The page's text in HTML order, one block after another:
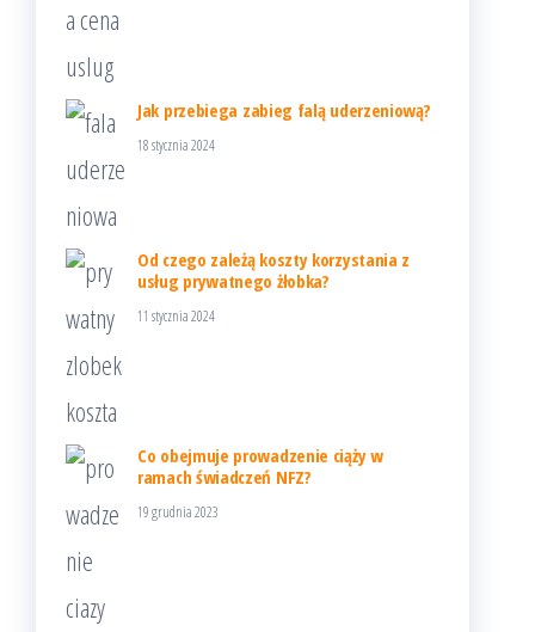
Jak przebiega zabieg falą uderzeniową?
18 stycznia 2024
Od czego zależą koszty korzystania z
usług prywatnego żłobka?
11 stycznia 2024
Co obejmuje prowadzenie ciąży w
ramach świadczeń NFZ?
19 grudnia 2023